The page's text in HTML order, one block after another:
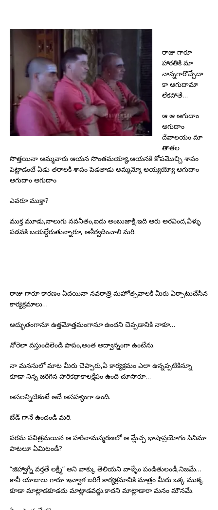
రాజు గారూ
హారతికి మా
నాన్నగారొచ్చేదా
కా ఆగుదామా
లేకపోతే…
ఆ ఆ ఆగుదాం
ఆగుదాం
దేవాలయం మా
తాతల
సొత్తయినా అమ్మవారు ఆయన సొంతమయ్యా,ఆయనకి కోపమొచ్చి శాపం
పెట్టాడంటే ఏడు తరాలకి శాపం పెడతాడు అమ్మమ్మో అయ్యయ్యో ఆగుదాం
ఆగుదాం ఆగుదాం
ఎవరూ ముక్తా?
ముక్త మూడు,నాలుగు నవనీతం,ఐదు అంబుజాక్షి,ఇది ఆరు అరవింద,వీళ్ళు
పడవకి బయల్దేరుతున్నారూ, ఆశీర్వదించాలి మరి.
రాజు గారూ కారణం ఏదయినా నవరాత్రి మహోత్సవాలకి మీరు ఏర్పాటుచేసిన
కార్యక్రమాలు…
అద్భుతంగానూ ఉత్తమోత్తమంగానూ ఉందని చెప్పడానికి నాకూ…
నోరెలా వస్తుందిలెండి పాపం,అంత అద్వాన్నంగా ఉంటేను.
నా మనసులో మాట మీరు చెప్పారు,ఏ కార్యక్రమం ఎలా ఉన్నప్పటికిన్నూ
కూడా నిన్న జరిగిన హరికధాకాలక్షేపం ఉంది చూసారూ…
అసలన్నిటికంటే అదే అసహ్యంగా ఉంది.
బేడ్ గానే ఉందండి మరి.
పరమ పవిత్రమయిన ఆ హరినామస్మరణలో ఆ మ్లేచ్చ భాషాప్రయోగం సినిమా
పాటలూ ఏమిటండీ?
“జిహ్వాగ్నీ వర్తతే లక్ష్మీ” అని వాక్కు తెలియని వాళ్ళేం పండితులండీ,నిజమే…
కానీ యాజులు గారూ ఇవ్వాళ జరిగే కార్యక్రమానికి మాత్రం మీరు ఒక్క ముక్క
కూడా మాట్లాడకూడదు మాట్లాడవద్దు.కాదని మాట్లాడారా మనం మౌనమే.